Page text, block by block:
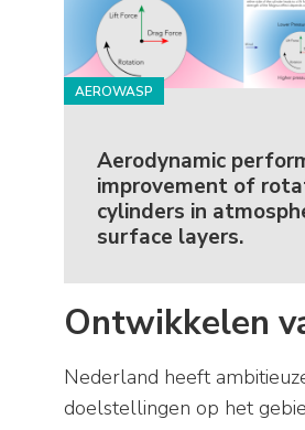
AEROWASP
Aerodynamic
improvement of
cylinders in
surface layers.
Ontwikkelen
Nederland heeft
doelstellingen op het